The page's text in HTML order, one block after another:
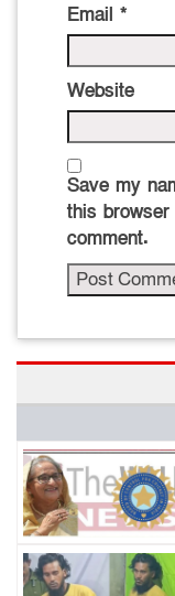
Email *
Website
Save my
this
comment.